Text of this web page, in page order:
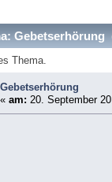
Gebetserhörung
Thema.
Gebetserhörung
«am: 20. September